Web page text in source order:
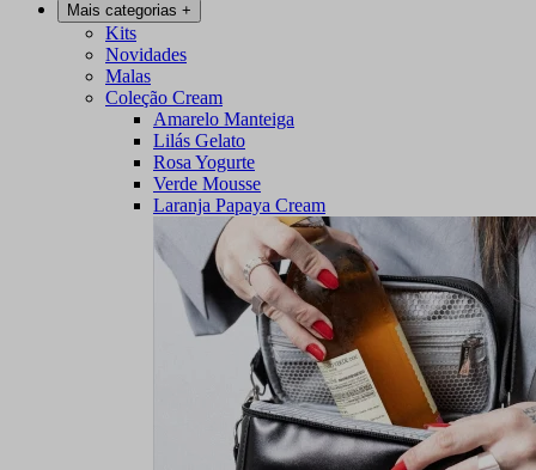
Mais categorias +
Kits
Novidades
Malas
Coleção Cream
Amarelo Manteiga
Lilás Gelato
Rosa Yogurte
Verde Mousse
Laranja Papaya Cream